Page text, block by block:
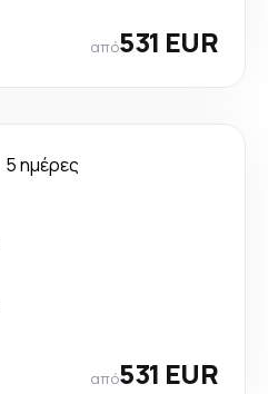
από531 EUR
5 ημέρες
από531 EUR